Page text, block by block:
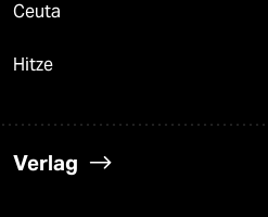
Ceuta
Hitze
Verlag